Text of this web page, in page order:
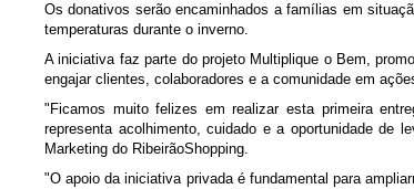
Os donativos serão encaminhados a famílias em
temperaturas durante o inverno.
A iniciativa faz parte do projeto Multiplique o Bem,
engajar clientes, colaboradores e a comunidade em
"Ficamos muito felizes em realizar esta primeira
representa acolhimento, cuidado e a oportunidade de
Marketing do RibeirãoShopping.
"O apoio da iniciativa privada é fundamental para